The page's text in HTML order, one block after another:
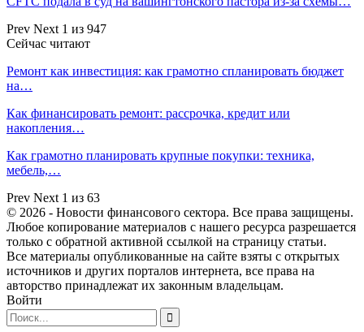
Prev Next 1 из 947
Сейчас читают
Ремонт как инвестиция: как грамотно спланировать бюджет
на…
Как финансировать ремонт: рассрочка, кредит или
накопления…
Как грамотно планировать крупные покупки: техника,
мебель,…
Prev Next 1 из 63
© 2026 - Новости финансового сектора. Все права защищены.
Любое копирование материалов с нашего ресурса разрешается
только с обратной активной ссылкой на страницу статьи.
Все материалы опубликованные на сайте взяты с открытых
источников и других порталов интернета, все права на
авторство принадлежат их законным владельцам.
Войти